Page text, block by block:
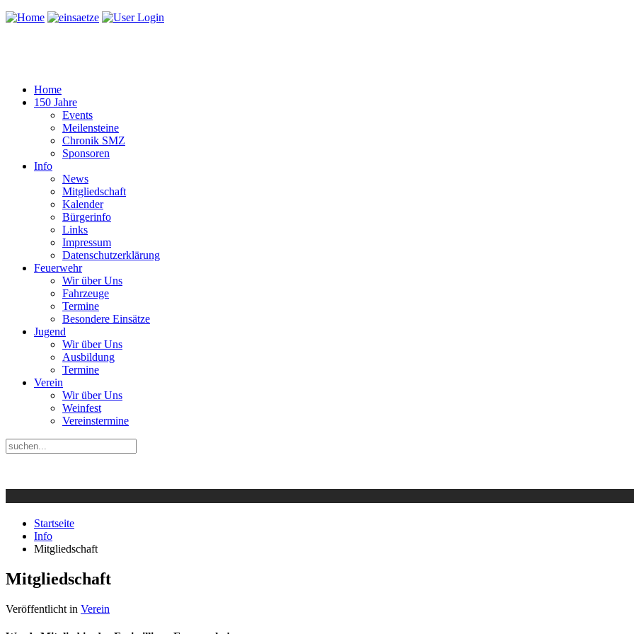
Home
150 Jahre
Events
Meilensteine
Chronik SMZ
Sponsoren
Info
News
Mitgliedschaft
Kalender
Bürgerinfo
Links
Impressum
Datenschutzerklärung
Feuerwehr
Wir über Uns
Fahrzeuge
Termine
Besondere Einsätze
Jugend
Wir über Uns
Ausbildung
Termine
Verein
Wir über Uns
Weinfest
Vereinstermine
Startseite
Info
Mitgliedschaft
Mitgliedschaft
Veröffentlicht in Verein